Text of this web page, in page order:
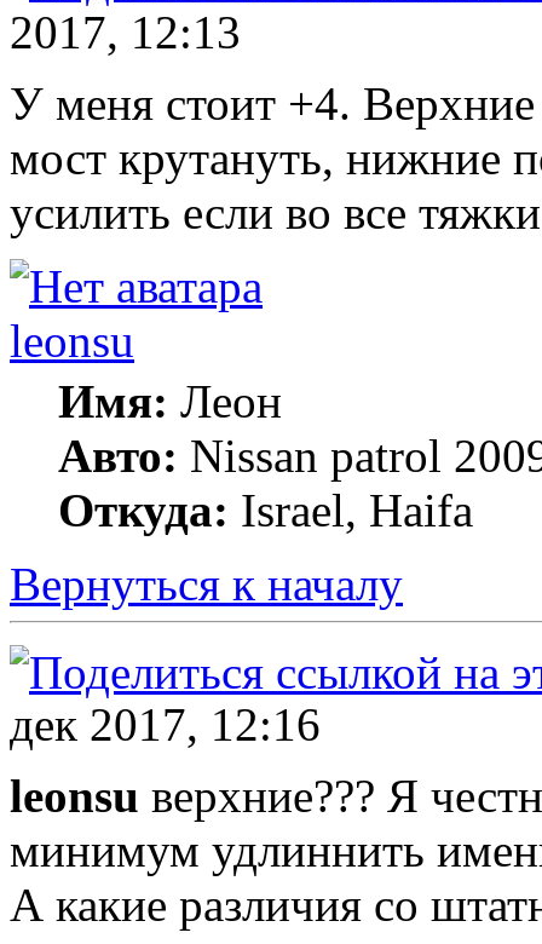
2017, 12:13
У меня стоит +4.
мост крутануть, нижние
усилить если во все
leonsu
Имя: Леон
Авто: Nissan patrol
Откуда: Israel, Haifa
Вернуться к началу
дек 2017, 12:16
leonsu верхние??? Я
минимум удлиннить
А какие различия со